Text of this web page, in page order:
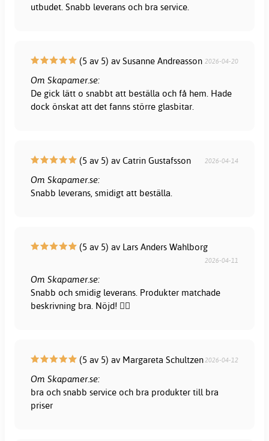
utbudet. Snabb leverans och bra service.
(5 av 5) av Susanne Andreasson 2026-04-20
Om Skapamer.se:
De gick lätt o snabbt att beställa och få hem. Hade
dock önskat att det fanns större glasbitar.
(5 av 5) av Catrin Gustafsson 2026-04-14
Om Skapamer.se:
Snabb leverans, smidigt att beställa.
(5 av 5) av Lars Anders Wahlborg
2026-04-11
Om Skapamer.se:
Snabb och smidig leverans. Produkter matchade
beskrivning bra. Nöjd! 👍🏻
(5 av 5) av Margareta Schultzen2026-04-12
Om Skapamer.se:
bra och snabb service och bra produkter till bra
priser